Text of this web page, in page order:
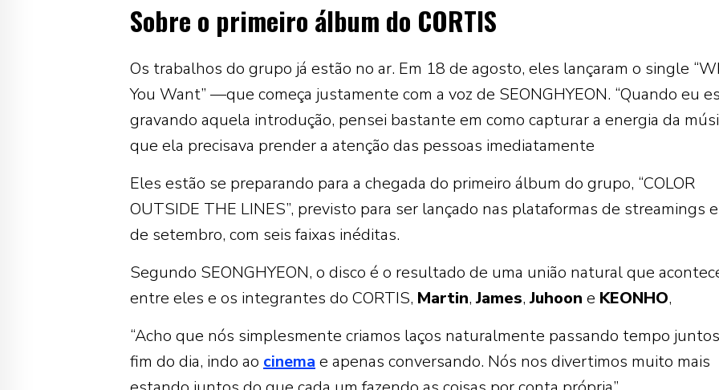
Sobre o primeiro álbum do CORTIS
Os trabalhos do grupo já estão no ar. Em 18 de agosto, eles lançaram o single
You Want” —que começa justamente com a voz de SEONGHYEON. “Quando eu
gravando aquela introdução, pensei bastante em como capturar a energia da
que ela precisava prender a atenção das pessoas imediatamente
Eles estão se preparando para a chegada do primeiro álbum do grupo, “COLOR
OUTSIDE THE LINES”, previsto para ser lançado nas plataformas de streamings
de setembro, com seis faixas inéditas.
Segundo SEONGHYEON, o disco é o resultado de uma união natural que
entre eles e os integrantes do CORTIS, Martin, James, Juhoon e KEONHO,
“Acho que nós simplesmente criamos laços naturalmente passando tempo
fim do dia, indo ao cinema e apenas conversando. Nós nos divertimos muito mais